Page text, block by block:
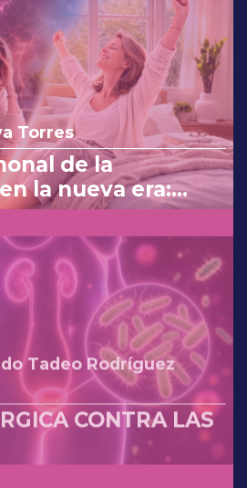
Torres
de la
la nueva era:
los cambios de
Tadeo Rodríguez
CONTRA LAS